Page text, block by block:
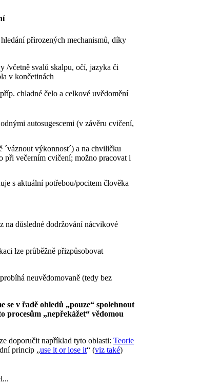
přirozených mechanismů, díky
/včetně svalů skalpu, očí, jazyka či
v končetinách
chladné čelo a celkové uvědomění
autosugescemi (v závěru cvičení,
výkonnost´) a na chviličku
při večerním cvičení; možno pracovat i
s aktuální potřebou/pocitem člověka
na důsledné dodržování nácvikové
lze průběžně přizpůsobovat
neuvědomovaně (tedy bez
se v řadě ohledů „pouze“ spolehnout
procesům „nepřekážet“ vědomou
doporučit například tyto oblasti: Teorie
princip „use it or lose it“ (viz také)